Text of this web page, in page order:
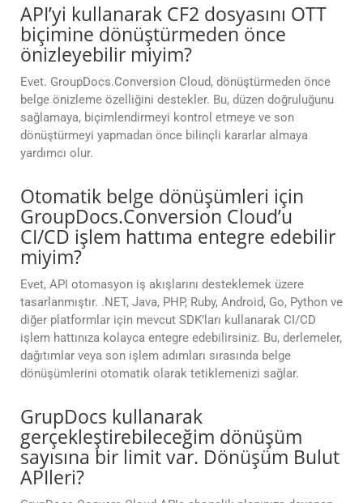
API’yi kullanarak CF2 dosyasını OTT
biçimine dönüştürmeden önce
önizleyebilir miyim?
Evet. GroupDocs.Conversion Cloud, dönüştürmeden önce
belge önizleme özelliğini destekler. Bu, düzen doğruluğunu
sağlamaya, biçimlendirmeyi kontrol etmeye ve son
dönüştürmeyi yapmadan önce bilinçli kararlar almaya
yardımcı olur.
Otomatik belge dönüşümleri için
GroupDocs.Conversion Cloud’u
CI/CD işlem hattıma entegre edebilir
miyim?
Evet, API otomasyon iş akışlarını desteklemek üzere
tasarlanmıştır. .NET, Java, PHP, Ruby, Android, Go, Python ve
diğer platformlar için mevcut SDK’ları kullanarak CI/CD
işlem hattınıza kolayca entegre edebilirsiniz. Bu, derlemeler,
dağıtımlar veya son işlem adımları sırasında belge
dönüşümlerini otomatik olarak tetiklemenizi sağlar.
GrupDocs kullanarak
gerçekleştirebileceğim dönüşüm
sayısına bir limit var. Dönüşüm Bulut
APIleri?